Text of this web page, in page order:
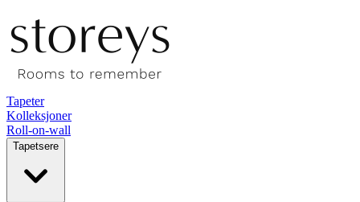
Tapeter
Kolleksjoner
Roll-on-wall
Tapetsere